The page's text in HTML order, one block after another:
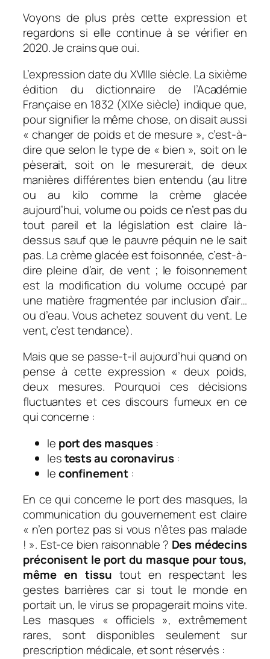
Voyons de plus près cette expression et
regardons si elle continue à se vérifier en
2020. Je crains que oui.
L’expression date du XVIIIe siècle. La sixième
édition du dictionnaire de l’Académie
Française en 1832 (XIXe siècle) indique que,
pour signifier la même chose, on disait aussi
« changer de poids et de mesure », c’est-à-
dire que selon le type de « bien », soit on le
pèserait, soit on le mesurerait, de deux
manières différentes bien entendu (au litre
ou au kilo comme la crème glacée
aujourd’hui, volume ou poids ce n’est pas du
tout pareil et la législation est claire là-
dessus sauf que le pauvre péquin ne le sait
pas. La crème glacée est foisonnée, c’est-à-
dire pleine d’air, de vent ; le foisonnement
est la modification du volume occupé par
une matière fragmentée par inclusion d’air…
ou d’eau. Vous achetez souvent du vent. Le
vent, c’est tendance).
Mais que se passe-t-il aujourd’hui quand on
pense à cette expression « deux poids,
deux mesures. Pourquoi ces décisions
fluctuantes et ces discours fumeux en ce
qui concerne :
le port des masques :
lestests au coronavirus:
leconfinement:
En ce qui concerne le port des masques, la
communication du gouvernement est claire
« n’en portez pas si vous n’êtes pas malade
! ». Est-ce bien raisonnable ? Des médecins
préconisent le port du masque pour tous,
même en tissu tout en respectant les
gestes barrières car si tout le monde en
portait un, le virus se propagerait moins vite.
Les masques « officiels », extrêmement
rares, sont disponibles seulement sur
prescription médicale, et sont réservés :